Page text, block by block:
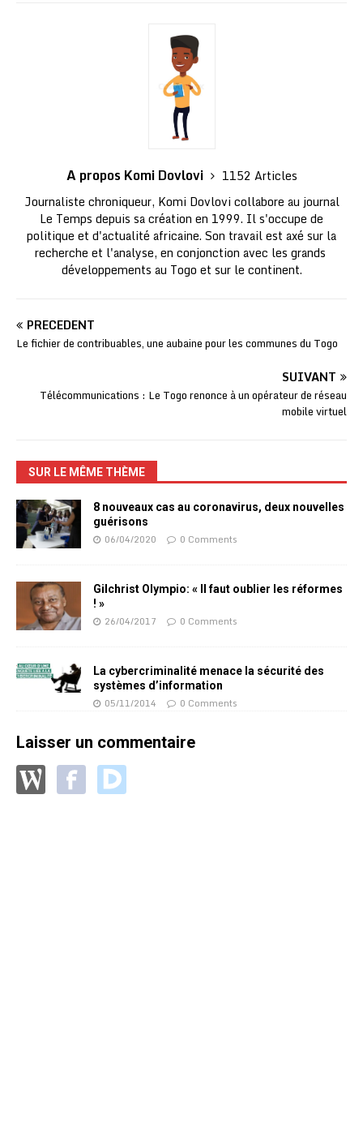
A propos Komi Dovlovi
1152 Articles
Journaliste chroniqueur, Komi Dovlovi collabore au journal
Le Temps depuis sa création en 1999. Il s'occupe de
politique et d'actualité africaine. Son travail est axé sur la
recherche et l'analyse, en conjonction avec les grands
développements au Togo et sur le continent.
PRÉCÉDENT
Le fichier de contribuables, une aubaine pour les communes du Togo
SUIVANT
Télécommunications : Le Togo renonce à un opérateur de réseau
mobile virtuel
SUR LE MÊME THÈME
8 nouveaux cas au coronavirus, deux nouvelles
guérisons
06/04/2020 0 Comments
Gilchrist Olympio: « Il faut oublier les réformes
! »
26/04/2017 0 Comments
La cybercriminalité menace la sécurité des
systèmes d’information
05/11/2014 0 Comments
Laisser un commentaire